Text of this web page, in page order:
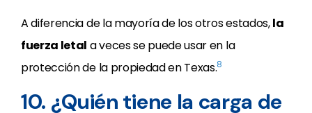
A diferencia de la mayoría de los otros estados,la
fuerza letal a veces se puede usar en la
protección de la propiedad en Texas.8
10. ¿Quién tiene la carga de